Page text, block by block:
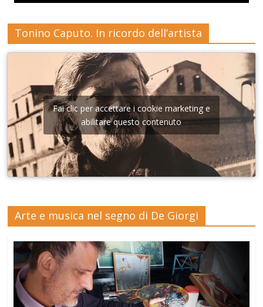
Tonino Caputo. In ricordo dell’artista
Fai clic per accettare i cookie marketing e
abilitare questo contenuto
Arte e musica nel segno di De Giorgi